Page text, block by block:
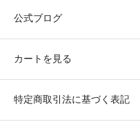
公式ブログ
カートを見る
特定商取引法に基づく表記